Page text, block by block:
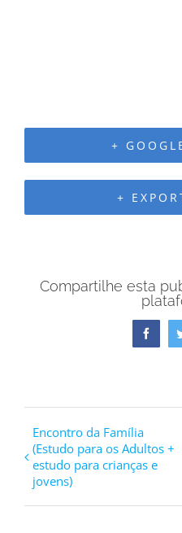
+
+
Compartilhe esta
Encontro da Família
(Estudo para os Adultos +
estudo para crianças e
jovens)